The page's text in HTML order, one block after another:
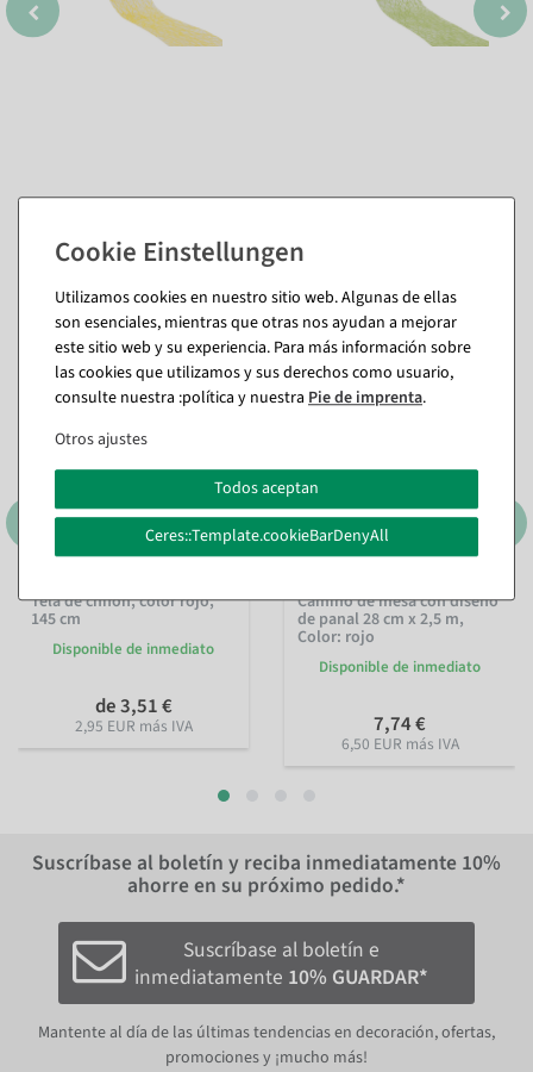
También te puede gustar (8)
Tela de chifón, color rojo,
145 cm
Disponible de inmediato
de 3,51 €
2,95 EUR más IVA
Camino de mesa con diseño
de panal 28 cm x 2,5 m,
Color: rojo
Disponible de inmediato
7,74 €
6,50 EUR más IVA
Suscríbase al boletín y reciba inmediatamente 10%
ahorre en su próximo pedido.*
Suscríbase al boletín e
inmediatamente 10% GUARDAR*
Mantente al día de las últimas tendencias en decoración, ofertas,
promociones y ¡mucho más!
Utilizamos cookies en nuestro sitio web. Algunas de ellas
son esenciales, mientras que otras nos ayudan a mejorar
este sitio web y su experiencia. Para más información sobre
las cookies que utilizamos y sus derechos como usuario,
consulte nuestra :política y nuestra Pie de imprenta.
Otros ajustes
Todos aceptan
Ceres::Template.cookieBarDenyAll